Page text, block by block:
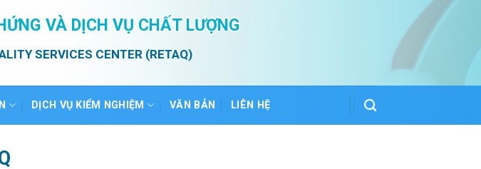
VÀ DỊCH VỤ CHẤT LƯỢNG
SERVICES CENTER (RETAQ)
DỊCH VỤ KIỂM NGHIỆM VĂN BẢN LIÊN HỆ